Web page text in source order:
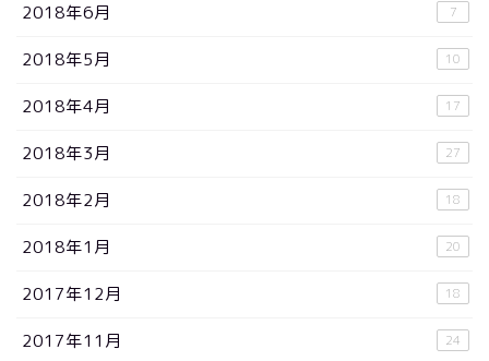
2018年6月 7
2018年5月 10
2018年4月 17
2018年3月 27
2018年2月 18
2018年1月 20
2017年12月 18
2017年11月 24